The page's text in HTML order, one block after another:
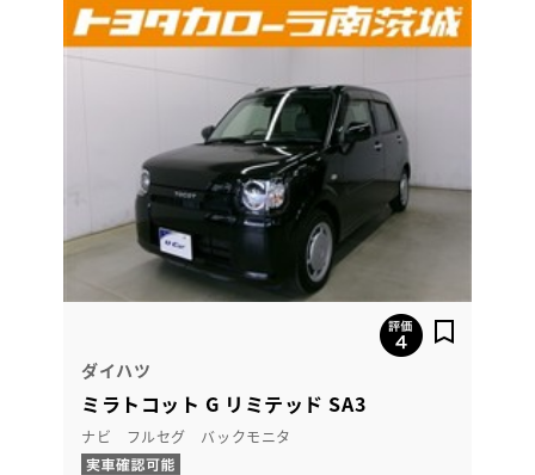
ダイハツ
ミラトコット G リミテッド SA3
ナビ フルセグ バックモニタ